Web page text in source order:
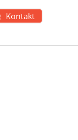
Kontakt